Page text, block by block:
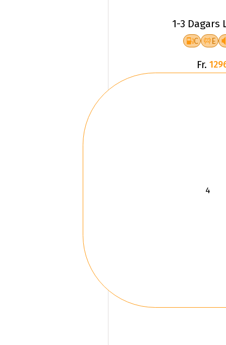
1-3 Dagars
C E
Fr.